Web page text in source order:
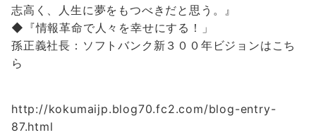
志高く、人生に夢をもつべきだと思う。』
◆『情報革命で人々を幸せにする！」
孫正義社長：ソフトバンク新３００年ビジョンはこち
ら
http://kokumaijp.blog70.fc2.com/blog-entry-
87.html